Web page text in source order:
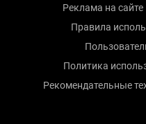
Реклама на сайте
Правила
Политика
Рекомендательные